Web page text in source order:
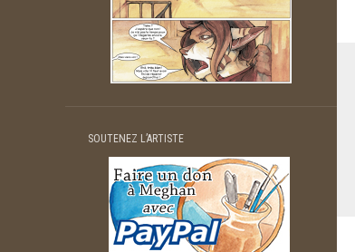
SOUTENEZ L’ARTISTE